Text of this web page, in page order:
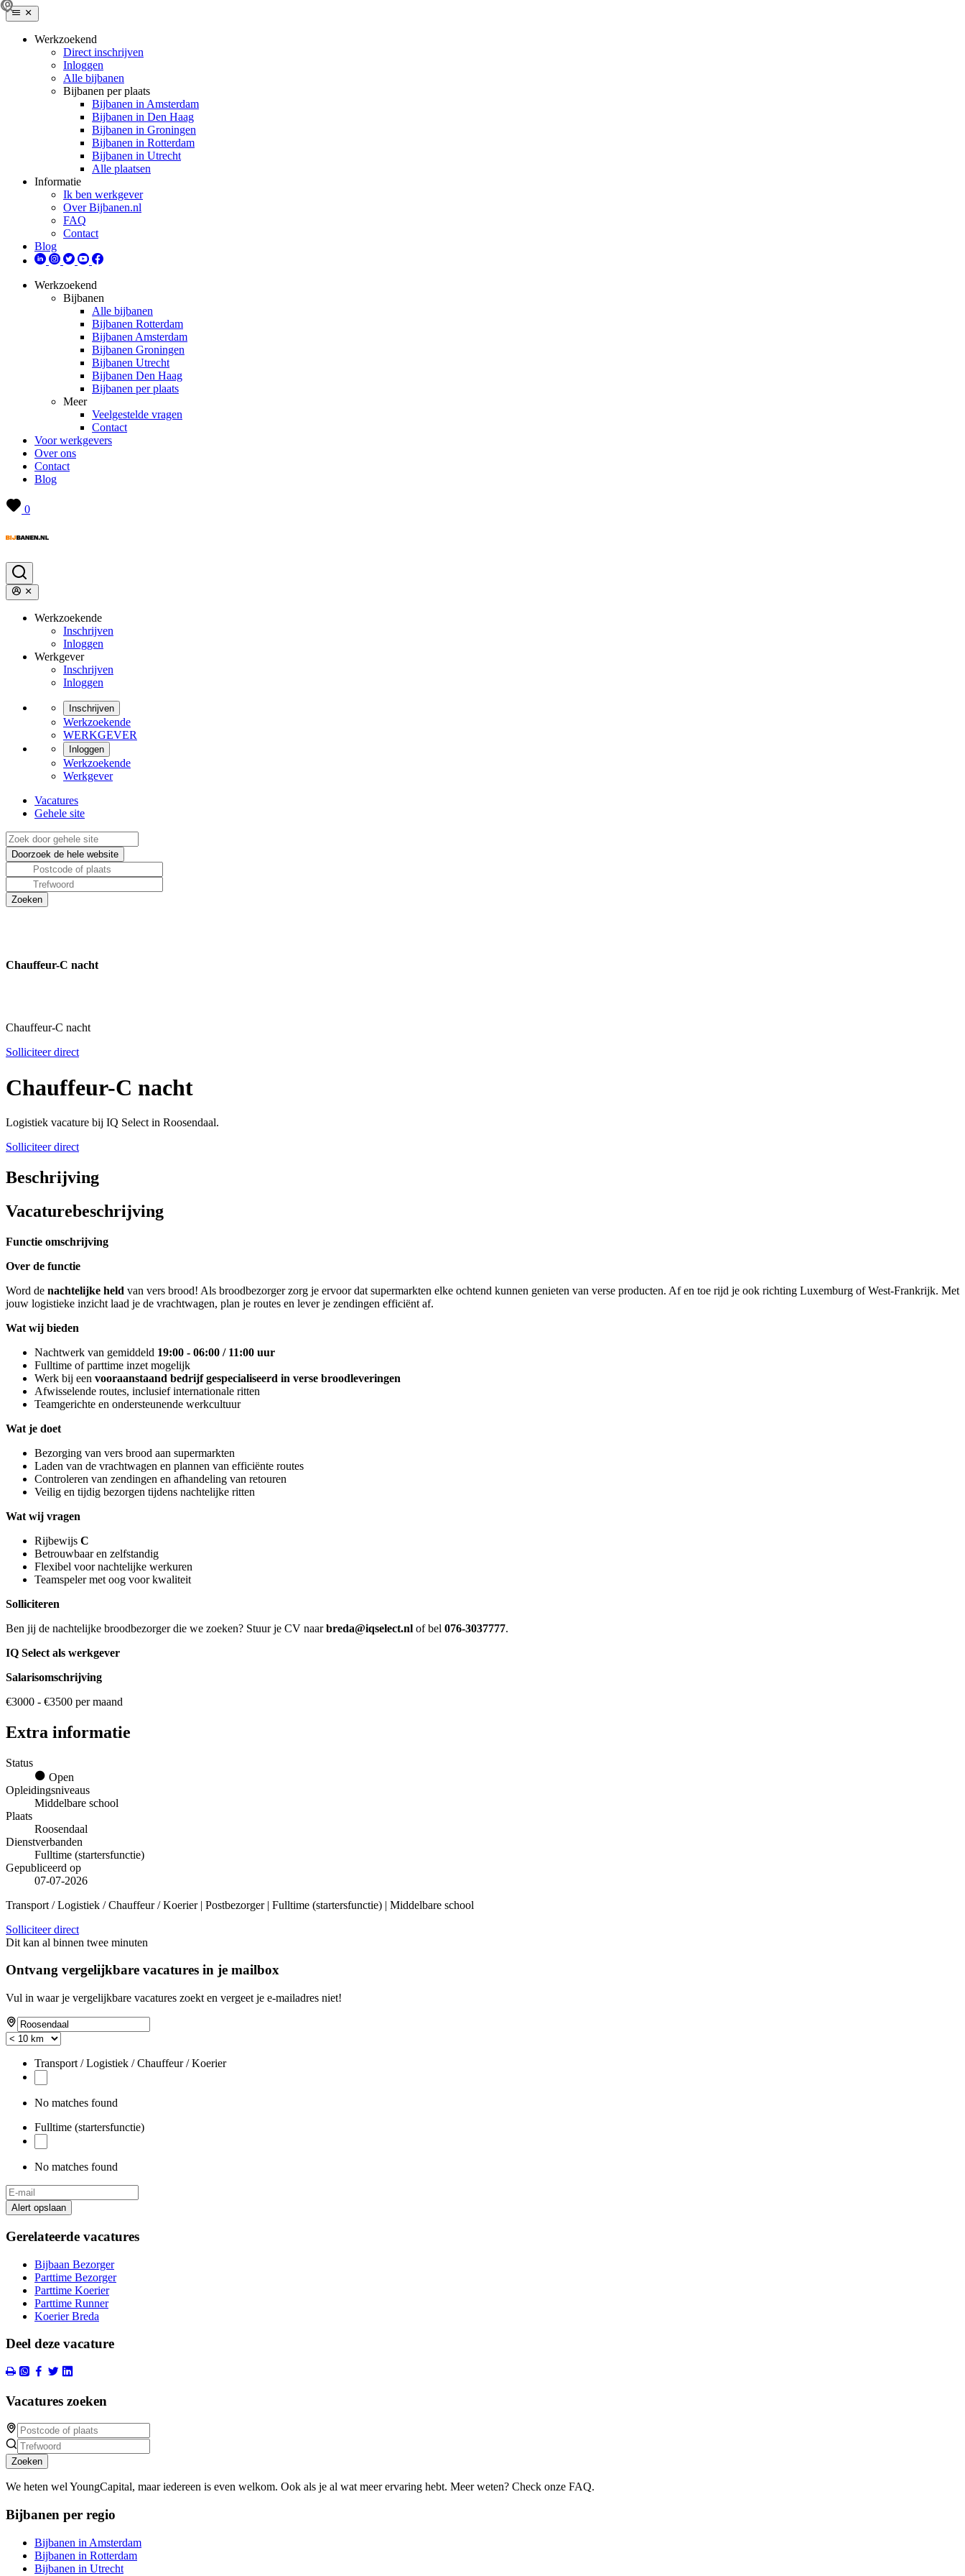
Werkzoekend
Direct inschrijven
Inloggen
Alle bijbanen
Bijbanen per plaats
Bijbanen in Amsterdam
Bijbanen in Den Haag
Bijbanen in Groningen
Bijbanen in Rotterdam
Bijbanen in Utrecht
Alle plaatsen
Informatie
Ik ben werkgever
Over Bijbanen.nl
FAQ
Contact
Blog
Werkzoekend
Bijbanen
Alle bijbanen
Bijbanen Rotterdam
Bijbanen Amsterdam
Bijbanen Groningen
Bijbanen Utrecht
Bijbanen Den Haag
Bijbanen per plaats
Meer
Veelgestelde vragen
Contact
Voor werkgevers
Over ons
Contact
Blog
0
Werkzoekende
Inschrijven
Inloggen
Werkgever
Inschrijven
Inloggen
Inschrijven
Werkzoekende
WERKGEVER
Inloggen
Werkzoekende
Werkgever
Vacatures
Gehele site
Chauffeur-C nacht
Chauffeur-C nacht
Solliciteer direct
Chauffeur-C nacht
Logistiek vacature bij IQ Select in Roosendaal.
Solliciteer direct
Beschrijving
Vacaturebeschrijving
Functie omschrijving
Over de functie
Word de nachtelijke held van vers brood! Als broodbezorger zorg je ervoor dat supermarkten elke ochtend kunnen genieten van verse producten. Af en toe rijd je ook richting Luxemburg of West-Frankrijk. Met
jouw logistieke inzicht laad je de vrachtwagen, plan je routes en lever je zendingen efficiënt af.
Wat wij bieden
Nachtwerk van gemiddeld 19:00 - 06:00 / 11:00 uur
Fulltime of parttime inzet mogelijk
Werk bij een vooraanstaand bedrijf gespecialiseerd in verse broodleveringen
Afwisselende routes, inclusief internationale ritten
Teamgerichte en ondersteunende werkcultuur
Wat je doet
Bezorging van vers brood aan supermarkten
Laden van de vrachtwagen en plannen van efficiënte routes
Controleren van zendingen en afhandeling van retouren
Veilig en tijdig bezorgen tijdens nachtelijke ritten
Wat wij vragen
Rijbewijs C
Betrouwbaar en zelfstandig
Flexibel voor nachtelijke werkuren
Teamspeler met oog voor kwaliteit
Solliciteren
Ben jij de nachtelijke broodbezorger die we zoeken? Stuur je CV naarbreda@iqselect.nl of bel 076-3037777.
IQ Select als werkgever
Salarisomschrijving
€3000 - €3500 per maand
Extra informatie
Status
Open
Opleidingsniveaus
Middelbare school
Plaats
Roosendaal
Dienstverbanden
Fulltime (startersfunctie)
Gepubliceerd op
07-07-2026
Transport / Logistiek / Chauffeur / Koerier | Postbezorger | Fulltime (startersfunctie) | Middelbare school
Solliciteer direct
Dit kan al binnen twee minuten
Ontvang vergelijkbare vacatures in je mailbox
Vul in waar je vergelijkbare vacatures zoekt en vergeet je e-mailadres niet!
Transport / Logistiek / Chauffeur / Koerier
No matches found
Fulltime (startersfunctie)
No matches found
Alert opslaan
Gerelateerde vacatures
Bijbaan Bezorger
Parttime Bezorger
Parttime Koerier
Parttime Runner
Koerier Breda
Deel deze vacature
Vacatures zoeken
Zoeken
We heten wel YoungCapital, maar iedereen is even welkom. Ook als je al wat meer ervaring hebt. Meer weten? Check onze FAQ.
Bijbanen per regio
Bijbanen in Amsterdam
Bijbanen in Rotterdam
Bijbanen in Utrecht